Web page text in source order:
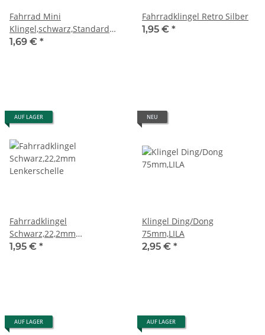
Fahrrad Mini
Klingel,schwarz,Standard
22,2mm Schelle
1,69 € *
Fahrradklingel Retro Silber
1,95 € *
AUF LAGER
Fahrradklingel
Schwarz,22,2mm
Lenkerschelle
1,95 € *
NEU
Klingel Ding/Dong
75mm,LILA
2,95 € *
AUF LAGER AUF LAGER